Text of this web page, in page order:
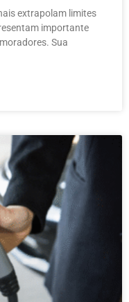
extrapolam limites
importante
Sua